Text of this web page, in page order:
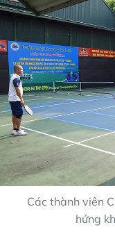
Các thành viên
hứng